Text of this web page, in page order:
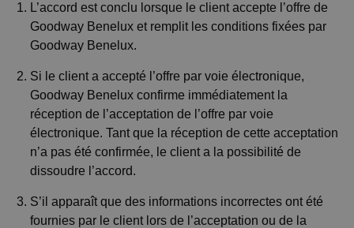
L’accord est conclu lorsque le client accepte l’offre de
Goodway Benelux et remplit les conditions fixées par
Goodway Benelux.
Si le client a accepté l’offre par voie électronique,
Goodway Benelux confirme immédiatement la
réception de l’acceptation de l’offre par voie
électronique. Tant que la réception de cette acceptation
n’a pas été confirmée, le client a la possibilité de
dissoudre l’accord.
S’il apparaît que des informations incorrectes ont été
fournies par le client lors de l’acceptation ou de la